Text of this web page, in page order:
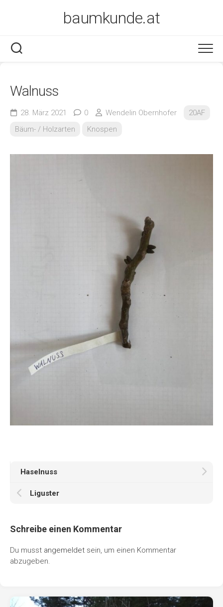
baumkunde.at
Walnuss
28. März 2021 0 Wendelin Obernhofer
20AF
Bäum- / Holzarten
Knospen
Haselnuss
Liguster
Schreibe einen Kommentar
Du musst angemeldet sein, um einen Kommentar
abzugeben.